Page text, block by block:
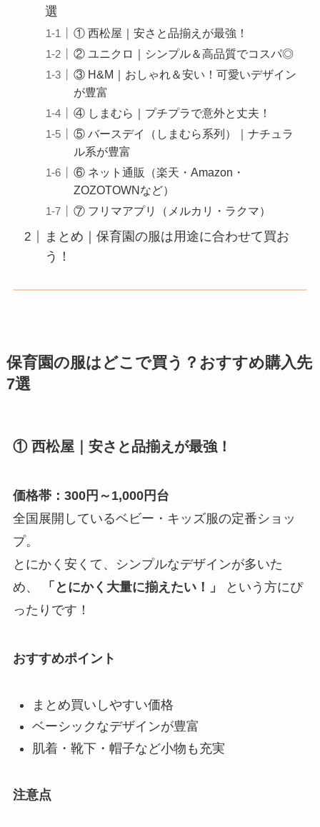
選
① 西松屋｜安さと品揃えが最強！
② ユニクロ｜シンプル＆高品質でコスパ◎
③ H&M｜おしゃれ＆安い！可愛いデザイン
が豊富
④ しまむら｜プチプラで意外と丈夫！
⑤ バースデイ（しまむら系列）｜ナチュラ
ル系が豊富
⑥ ネット通販（楽天・Amazon・
ZOZOTOWNなど）
⑦ フリマアプリ（メルカリ・ラクマ）
まとめ｜保育園の服は用途に合わせて買お
う！
保育園の服はどこで買う？おすすめ購入先
7選
① 西松屋｜安さと品揃えが最強！
価格帯：300円～1,000円台
全国展開しているベビー・キッズ服の定番ショッ
プ。
とにかく安くて、シンプルなデザインが多いた
め、
「とにかく大量に揃えたい！」
という方にぴ
ったりです！
おすすめポイント
まとめ買いしやすい価格
ベーシックなデザインが豊富
肌着・靴下・帽子など小物も充実
注意点